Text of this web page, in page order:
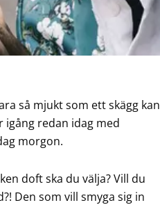
så mjukt som ett skägg kan
igång redan idag med
morgon.
doft ska du välja? Vill du
Den som vill smyga sig in